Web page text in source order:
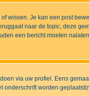
wissen. Je kan een post
naar de topic, deze
een bericht moeten
via uw profiel. Eens
worden